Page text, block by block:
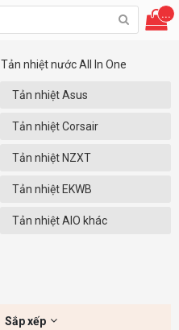
...
Tản nhiệt nước All In One
Tản nhiệt Asus
Tản nhiệt Corsair
Tản nhiệt NZXT
Tản nhiệt EKWB
Tản nhiệt AIO khác
Sắp xếp